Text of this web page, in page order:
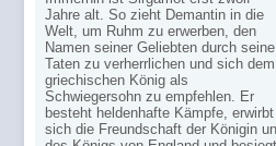
Jahre alt. So zieht Demantin in die
Welt, um Ruhm zu erwerben, den
Namen seiner Geliebten durch seine
Taten zu verherrlichen und sich dem
griechischen König als
Schwiegersohn zu empfehlen. Er
besteht heldenhafte Kämpfe, erwirbt
sich die Freundschaft der Königin